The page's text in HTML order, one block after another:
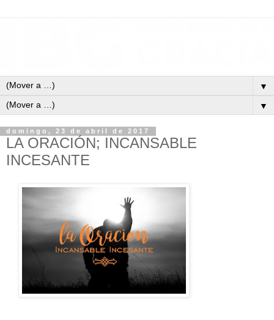
▼
▼
domingo, 23 de abril de 2017
LA ORACIÓN; INCANSABLE
INCESANTE